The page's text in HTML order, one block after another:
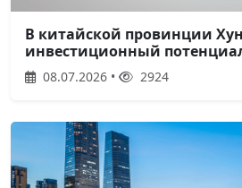
В китайской провинции
инвестиционный
08.07.2026 • 2924